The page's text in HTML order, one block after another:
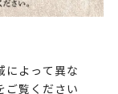
によって異な
ご覧ください